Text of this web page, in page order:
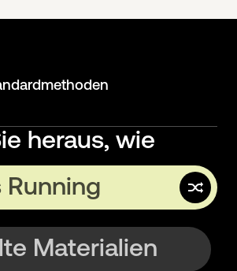
heraus, wie
Running
Group
Materialien